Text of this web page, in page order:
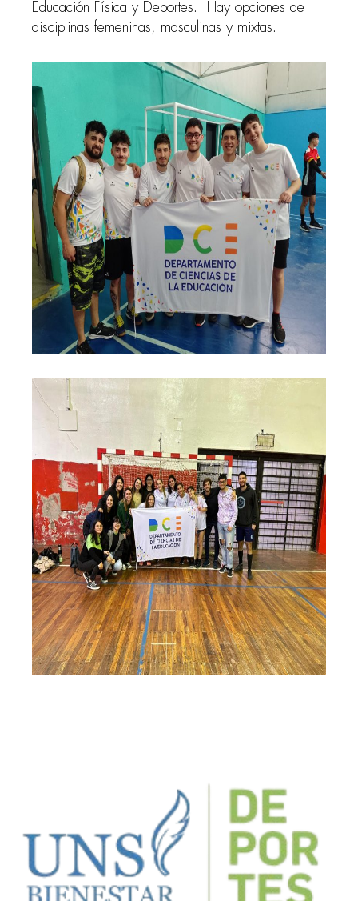
Educación Física y Deportes. Hay opciones de
disciplinas femeninas, masculinas y mixtas.